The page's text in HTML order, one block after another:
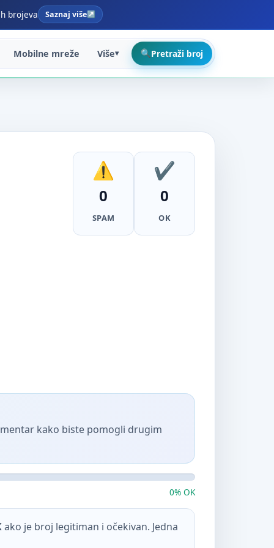
brojeva Saznaj više
Mobilne mreže Više Pretraži broj
0
SPAM
0
OK
kako biste pomogli drugim
0% OK
ako je broj legitiman i očekivan. Jedna